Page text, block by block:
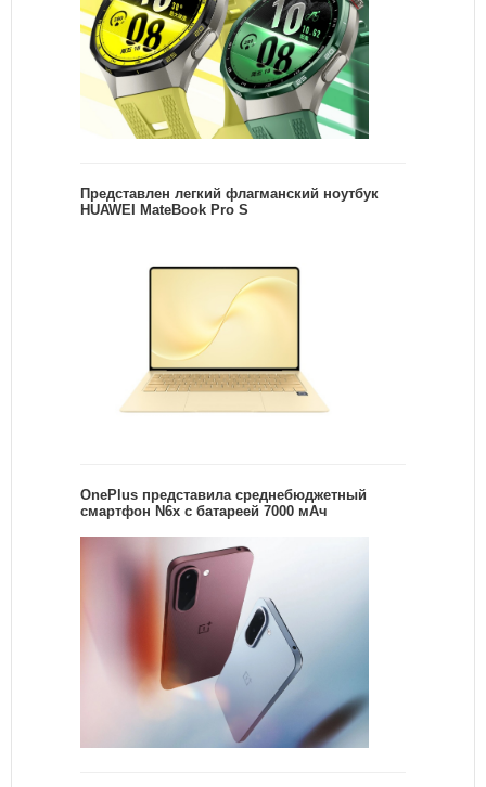
Представлен легкий флагманский ноутбук
HUAWEI MateBook Pro S
OnePlus представила среднебюджетный
смартфон N6x с батареей 7000 мАч